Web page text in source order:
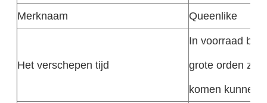
Merknaam Queenlike
Het verschepen tijd
In voorraad
grote orden
komen kunnen